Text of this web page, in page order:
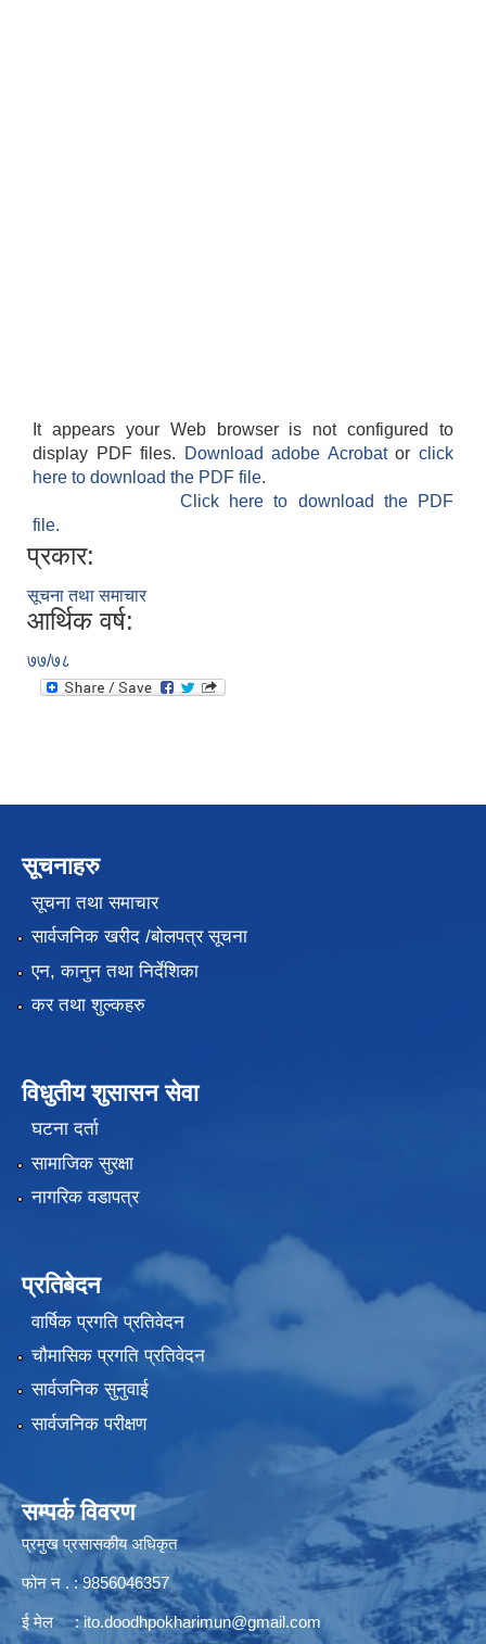
It appears your Web browser is not configured to
display PDF files.
Download adobe Acrobatorclick
here to download the PDF file.
Click here to download the PDF
file.
प्रकार:
सूचना तथा समाचार
आर्थिक वर्ष:
७७/७८
सूचनाहरु
सूचना तथा समाचार
सार्वजनिक खरीद /बोलपत्र सूचना
एन, कानुन तथा निर्देशिका
कर तथा शुल्कहरु
विधुतीय शुसासन सेवा
घटना दर्ता
सामाजिक सुरक्षा
नागरिक वडापत्र
प्रतिबेदन
वार्षिक प्रगति प्रतिवेदन
चौमासिक प्रगति प्रतिवेदन
सार्वजनिक सुनुवाई
सार्वजनिक परीक्षण
सम्पर्क विवरण
प्रमुख प्रसासकीय अधिकृत
फोन न . : 9856046357
ई मेल :ito.doodhpokharimun@gmail.com